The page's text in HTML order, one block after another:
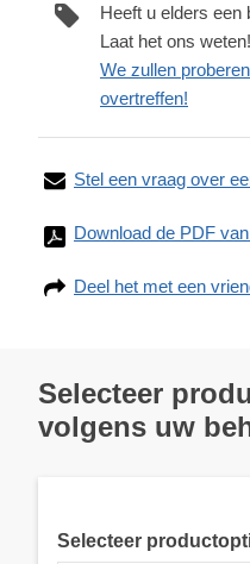
Heeft u elders een
Laat het ons weten!
We zullen
overtreffen!
Stel een vraag over
Download de PDF
Deel het met een
Selecteer
volgens uw
Selecteer